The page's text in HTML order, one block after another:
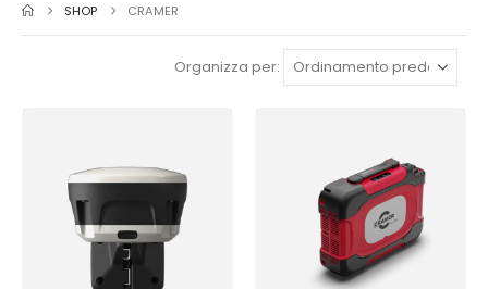
SHOP CRAMER
Organizza per: